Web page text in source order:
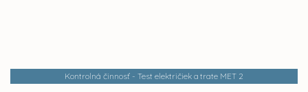
Kontrolná činnosť - Test električiek a trate MET 2